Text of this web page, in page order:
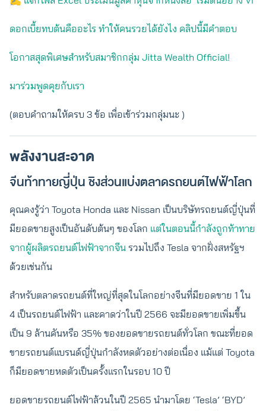
ดอกเบี้ยทบต้นคืออะไร ทำให้คนรวยได้ยังไง คลิปนี้มีคำตอบ
โอกาสสุดพิเศษสำหรับสมาชิกกลุ่ม Jitta Wealth Official!
มาร่วมพูดคุยกับเรา
(ตอบคำถามให้ครบ 3 ข้อ เพื่อเข้าร่วมกลุ่มนะ )
พลังงานสะอาด
จีนท้าทายญี่ปุ่น ชิงส่วนแบ่งตลาดรถยนต์ไฟฟ้าโลก
คุณคงรู้ว่า Toyota Honda และ Nissan เป็นบริษัทรถยนต์ญี่ปุ่นที่
มียอดขายสูงเป็นอันดับต้นๆ ของโลก แต่ในตอนนี้กำลังถูกท้าทาย
จากผู้ผลิตรถยนต์ไฟฟ้าจากจีน รวมไปถึง Tesla จากฝั่งสหรัฐฯ
ด้วยเช่นกัน
สำหรับตลาดรถยนต์ที่ใหญ่ที่สุดในโลกอย่างจีนที่มียอดขาย 1 ใน
4 เป็นรถยนต์ไฟฟ้า และคาดว่าในปี 2566 จะมียอดขายเพิ่มขึ้น
เป็น 9 ล้านคันหรือ 35% ของยอดขายรถยนต์ทั่วโลก ขณะที่ยอด
ขายรถยนต์แบรนด์ญี่ปุ่นกำลังหดตัวอย่างต่อเนื่อง แม้แต่ Toyota
ก็มียอดขายหดตัวเป็นครั้งแรกในรอบ 10 ปี
ยอดขายรถยนต์ไฟฟ้าล้วนในปี 2565 นำมาโดย ‘Tesla’ ‘BYD’